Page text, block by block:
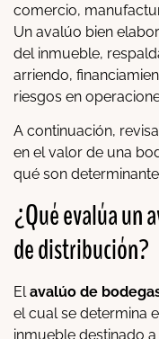
comercio,
Un avalúo bien
del inmueble,
arriendo,
riesgos en
A continuación,
en el valor de una
qué son
¿Qué evalúa un
de distribución?
El avalúo de
el cual se determina
inmueble destinado